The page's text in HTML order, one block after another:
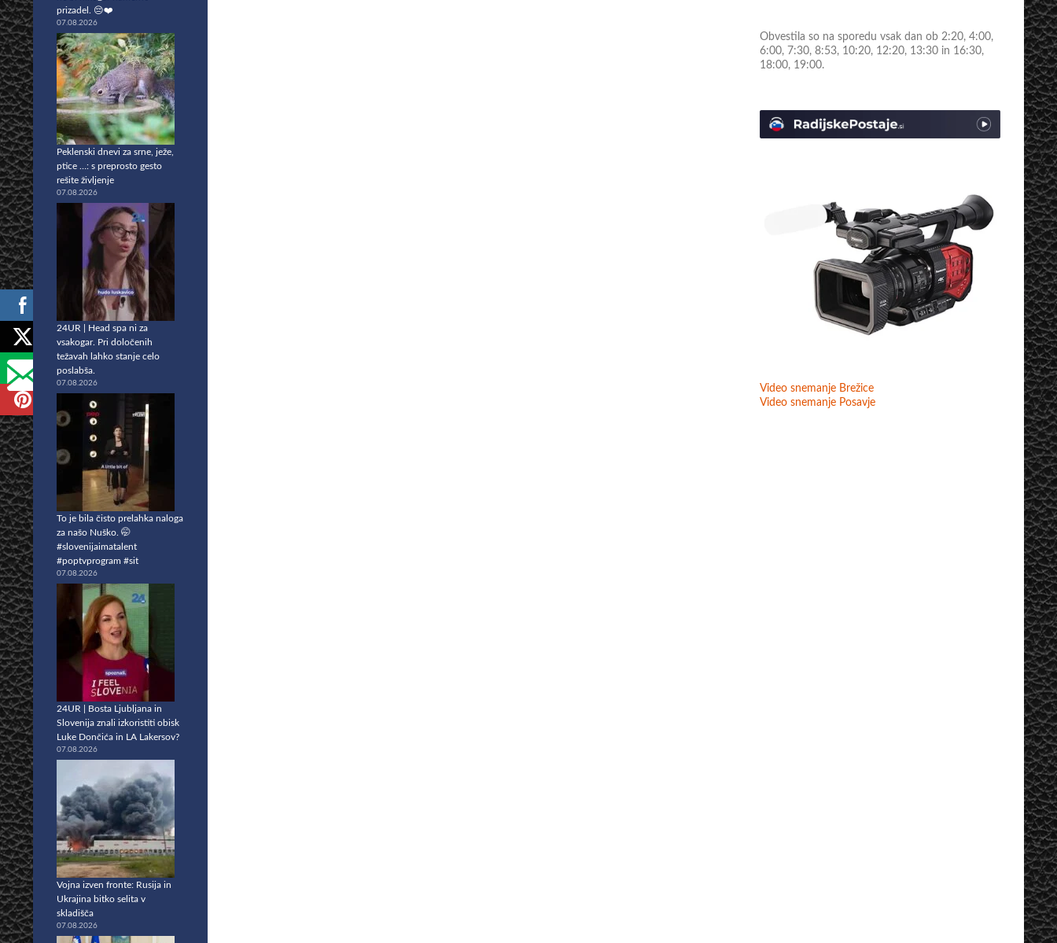
Obvestila so na sporedu vsak dan ob 2:20, 4:00,
6:00, 7:30, 8:53, 10:20, 12:20, 13:30 in 16:30,
18:00, 19:00.
Video snemanje Brežice
Video snemanje Posavje
prizadel. 😔❤️
07.08.2026
Peklenski dnevi za srne, ježe,
ptice …: s preprosto gesto
rešite življenje
07.08.2026
24UR | Head spa ni za
vsakogar. Pri določenih
težavah lahko stanje celo
poslabša.
07.08.2026
To je bila čisto prelahka naloga
za našo Nuško. 🤭
#slovenijaimatalent
#poptvprogram #sit
07.08.2026
24UR | Bosta Ljubljana in
Slovenija znali izkoristiti obisk
Luke Dončića in LA Lakersov?
07.08.2026
Vojna izven fronte: Rusija in
Ukrajina bitko selita v
skladišča
07.08.2026